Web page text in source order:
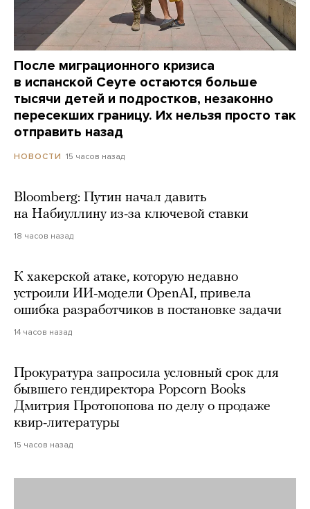
После миграционного кризиса
в испанской Сеуте остаются больше
тысячи детей и подростков, незаконно
пересекших границу. Их нельзя просто так
отправить назад
НОВОСТИ 15 часов назад
Bloomberg: Путин начал давить
на Набиуллину из-за ключевой ставки
18 часов назад
К хакерской атаке, которую недавно
устроили ИИ-модели OpenAI, привела
ошибка разработчиков в постановке задачи
14 часов назад
Прокуратура запросила условный срок для
бывшего гендиректора Popcorn Books
Дмитрия Протопопова по делу о продаже
квир-литературы
15 часов назад